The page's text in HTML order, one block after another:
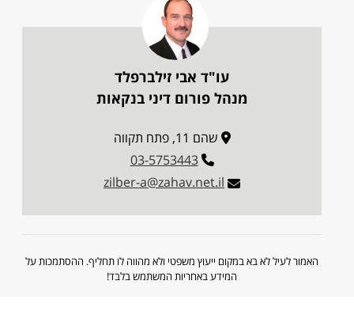
עו"ד אבי זילברפלד
מנהל פורום דיני בנקאות
שהם 11, פתח תקווה
03-5753443
zilber-a@zahav.net.il
האמור לעיל לא בא במקום ייעוץ משפטי ולא מהווה לו תחליף. ההסתמכות על
המידע באחריות המשתמש בלבד!